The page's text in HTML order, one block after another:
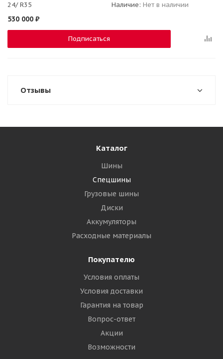
24/ R35 Наличие: Нет в наличии
530 000 ₽
Подписаться
Отзывы
Каталог
Шины
Спецшины
Грузовые шины
Диски
Аккумуляторы
Расходные материалы
Покупателю
Условия оплаты
Условия доставки
Гарантия на товар
Вопрос-ответ
Акции
Возможности